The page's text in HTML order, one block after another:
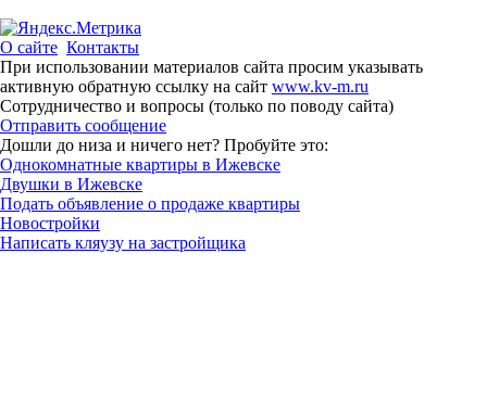
О сайте Контакты
При использовании материалов сайта просим указывать
активную обратную ссылку на сайт www.kv-m.ru
Сотрудничество и вопросы (только по поводу сайта)
Отправить сообщение
Дошли до низа и ничего нет? Пробуйте это:
Однокомнатные квартиры в Ижевске
Двушки в Ижевске
Подать объявление о продаже квартиры
Новостройки
Написать кляузу на застройщика